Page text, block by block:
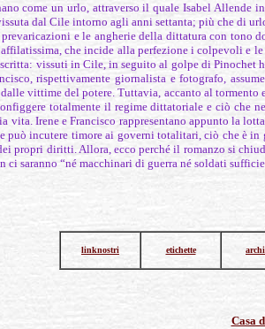
come un urlo, attraverso il quale Isabel Allende
dal Cile intorno agli anni settanta; più che di
e le angherie della dittatura con tono
che incide alla perfezione i colpevoli e
vissuti in Cile, in seguito al golpe di Pinochet
rispettivamente giornalista e fotografo,
vittime del potere. Tuttavia, accanto al
totalmente il regime dittatoriale e ciò che
vita. Irene e Francisco rappresentano appunto la
può incutere timore ai governi totalitari, ciò che è
propri diritti. Allora, ecco perché il romanzo si
ci saranno “né macchinari di guerra né soldati
linknostri etichette
Casa